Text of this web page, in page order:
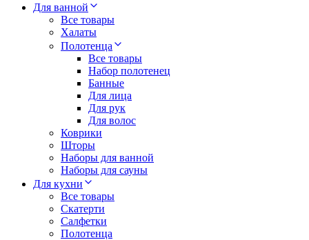
Для ванной
Все товары
Халаты
Полотенца
Все товары
Набор полотенец
Банные
Для лица
Для рук
Для волос
Коврики
Шторы
Наборы для ванной
Наборы для сауны
Для кухни
Все товары
Скатерти
Салфетки
Полотенца